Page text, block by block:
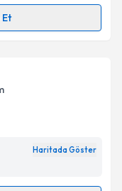
ilişkin
belirtilen
takvimi talebi
almanız için bir
bilgilendireceğiz.
Haritada Göster